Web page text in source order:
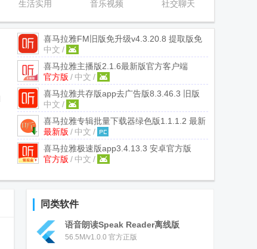
版
生活实用
软件官方版
音乐视频
Weibo手机版
社交聊天
喜马拉雅FM旧版免升级v4.3.20.8 提取版免
登录
中文 /
喜马拉雅主播版2.1.6最新版官方客户端
官方版 / 中文 /
喜马拉雅共存版app去广告版8.3.46.3 旧版
中文 /
喜马拉雅专辑批量下载器绿色版1.1.1.2 最新
版【附转换器】
最新版 / 中文 /
喜马拉雅极速版app3.4.13.3 安卓官方版
官方版 / 中文 /
同类软件
语音朗读Speak Reader离线版
56.5M/v1.0.0 官方正版